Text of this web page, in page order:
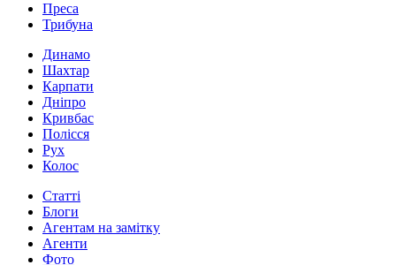
Преса
Трибуна
Динамо
Шахтар
Карпати
Дніпро
Кривбас
Полісся
Рух
Колос
Статті
Блоги
Агентам на замітку
Агенти
Фото